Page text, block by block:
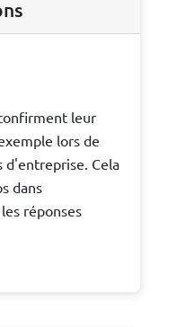
leur
lors de
d'entreprise. Cela
dans
réponses